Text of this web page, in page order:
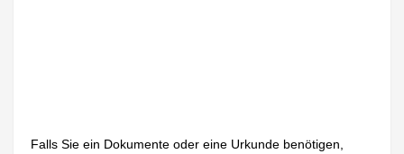
Falls Sie ein Dokumente oder eine Urkunde benötigen,